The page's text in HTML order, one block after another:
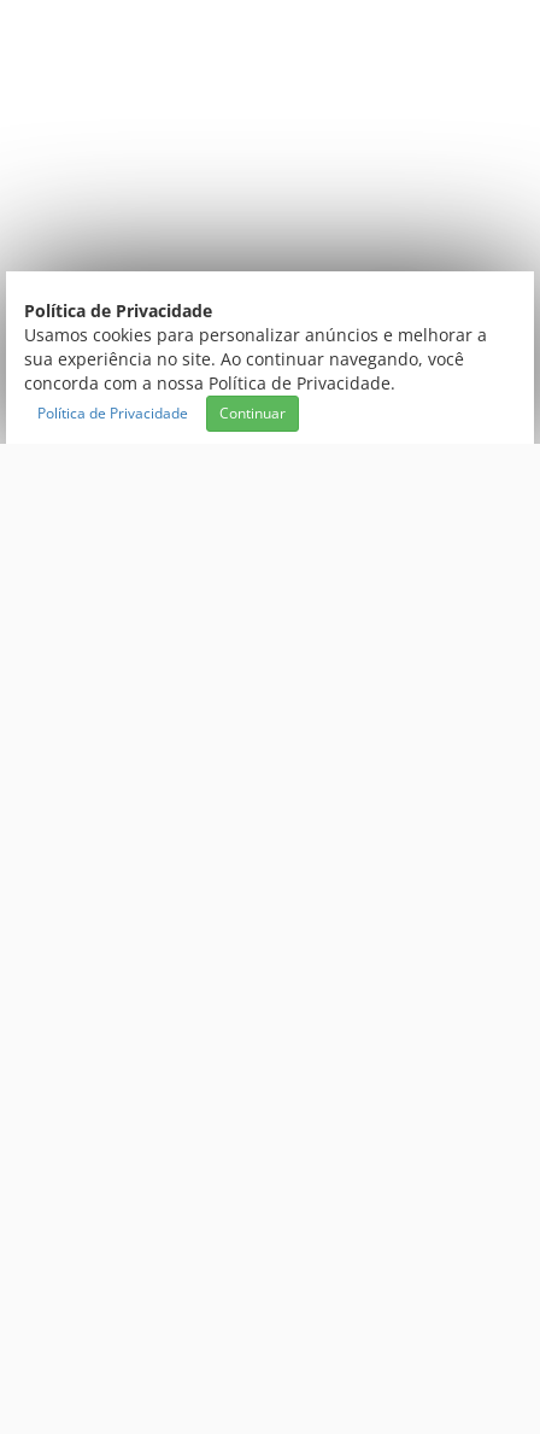
Política de Privacidade
Usamos cookies para personalizar anúncios e melhorar a
sua experiência no site. Ao continuar navegando, você
concorda com a nossa Política de Privacidade.
Política de Privacidade Continuar